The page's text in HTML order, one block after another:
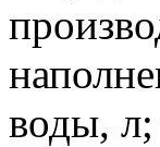
воды, л;